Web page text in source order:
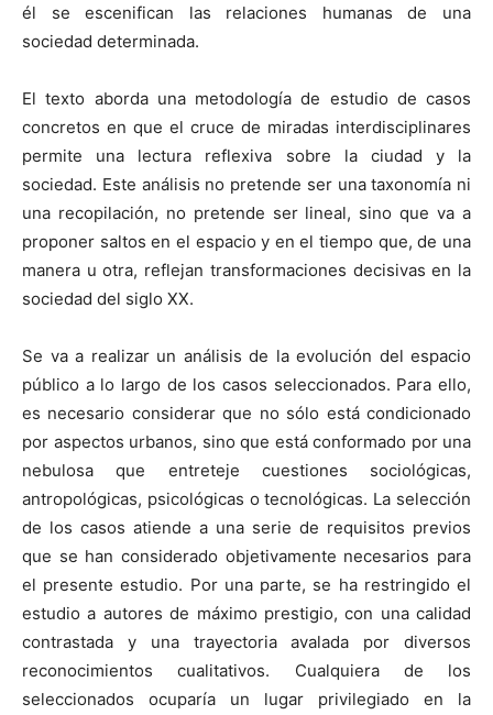
él se escenifican las relaciones humanas de una
sociedad determinada.
El texto aborda una metodología de estudio de casos
concretos en que el cruce de miradas interdisciplinares
permite una lectura reflexiva sobre la ciudad y la
sociedad. Este análisis no pretende ser una taxonomía ni
una recopilación, no pretende ser lineal, sino que va a
proponer saltos en el espacio y en el tiempo que, de una
manera u otra, reflejan transformaciones decisivas en la
sociedad del siglo XX.
Se va a realizar un análisis de la evolución del espacio
público a lo largo de los casos seleccionados. Para ello,
es necesario considerar que no sólo está condicionado
por aspectos urbanos, sino que está conformado por una
nebulosa que entreteje cuestiones sociológicas,
antropológicas, psicológicas o tecnológicas. La selección
de los casos atiende a una serie de requisitos previos
que se han considerado objetivamente necesarios para
el presente estudio. Por una parte, se ha restringido el
estudio a autores de máximo prestigio, con una calidad
contrastada y una trayectoria avalada por diversos
reconocimientos cualitativos. Cualquiera de los
seleccionados ocuparía un lugar privilegiado en la